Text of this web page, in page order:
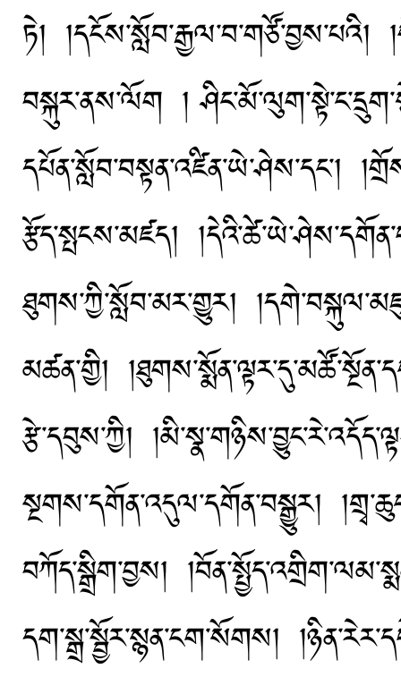
ཏེ། །དངོས་སློབ་རྒྱལ་བ་གཙོ་བྱས་པའི།
བསྐུར་ནས་ལོག །
དཔོན་སློབ་བསྟན་འཛིན་ཡེ་ཤེས་དང་།
རྩོད་སྤངས་མཛད།
ཐུགས་ཀྱི་སློབ་མར་གྱུར།
མཚན་གྱི།
རྩེ་དབུས་ཀྱི།
སྔགས་དགོན་འདུལ་དགོན་བསྒྱུར།
བཀོད་སྒྲིག་བྱས།
དག་སྒྲ་སྦྱོར་སྙན་ངག་སོགས།